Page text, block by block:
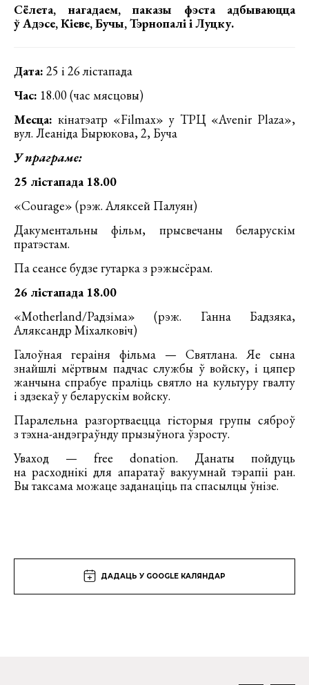
Сёлета, нагадаем, паказы фэста адбываюцца
ў Адэсе, Кіеве, Бучы, Тэрнопалі і Луцку.
Дата: 25 і 26 лістапада
Час: 18.00 (час мясцовы)
Месца: кінатэатр «Filmax» у ТРЦ «Avenir Plaza»,
вул. Леаніда Бырюкова, 2, Буча
У праграме:
25 лістапада 18.00
«Courage» (рэж. Аляксей Палуян)
Дакументальны фільм, прысвечаны беларускім
пратэстам.
Па сеансе будзе гутарка з рэжысёрам.
26 лістапада 18.00
«Motherland/Радзіма» (рэж. Ганна Бадзяка,
Аляксандр Міхалковіч)
Галоўная гераіня фільма — Святлана. Яе сына
знайшлі мёртвым падчас службы ў войску, і цяпер
жанчына спрабуе праліць святло на культуру гвалту
і здзекаў у беларускім войску.
Паралельна разгортваецца гісторыя групы сяброў
з тэхна-андэграўнду прызыўнога ўзросту.
Уваход — free donation. Данаты пойдуць
на расходнікі для апаратаў вакуумнай тэрапіі ран.
Вы таксама можаце заданаціць па спасылцы ўнізе.
ДАДАЦЬ У GOOGLE КАЛЯНДАР